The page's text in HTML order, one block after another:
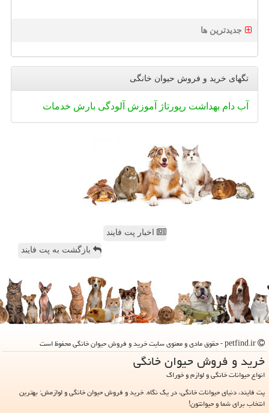
جدیدترین ها
تگهای خرید و فروش حیوان خانگی
آب دام بهداشت رپورتاژ آموزش آلودگی بارش خدمات
اخبار پت فایند
بازگشت به پت فایند
خرید و فروش حیوان خانگی
انواع حیوانات خانگی و لوازم و خوراک
پت فایند، دنیای حیوانات خانگی، در یک نگاه. خرید و فروش حیوان خانگی و لوازمش: بهترین
انتخاب برای شما و حیوانتون!